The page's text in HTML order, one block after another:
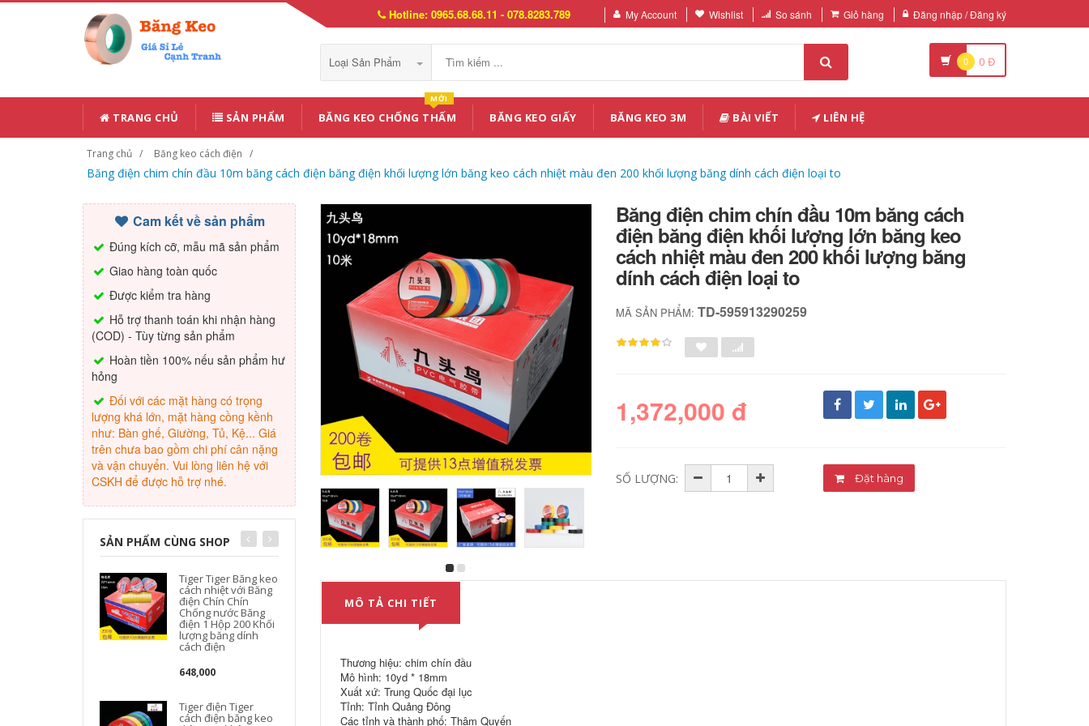
Hotline: 0965.68.68.11 - 078.8283.789 My Account Wishlist So sánh Giỏ hàng Đăng nhập / Đăng ký
Loại Sản Phẩm 0 0 Đ
TRANG CHỦ SẢN PHẨM BĂNG KEO CHỐNG THẤM
MỚI
BĂNG KEO GIẤY BĂNG KEO 3M BÀI VIẾT LIÊN HỆ
Trang chủ Băng keo cách điện
Băng điện chim chín đầu 10m băng cách điện băng điện khối lượng lớn băng keo cách nhiệt màu đen 200 khối lượng băng dính cách điện loại to
Cam kết về sản phẩm
Đúng kích cỡ, mẫu mã sản phẩm
Giao hàng toàn quốc
Được kiểm tra hàng
Hỗ trợ thanh toán khi nhận hàng
(COD) - Tùy từng sản phẩm
Hoàn tiền 100% nếu sản phẩm hư
hỏng
Đối với các mặt hàng có trọng
lượng khá lớn, mặt hàng cồng kềnh
như: Bàn ghế, Giường, Tủ, Kệ... Giá
trên chưa bao gồm chi phí cân nặng
và vận chuyển. Vui lòng liên hệ với
CSKH để được hỗ trợ nhé.
SẢN PHẨM CÙNG SHOP
Tiger Tiger Băng keo
cách nhiệt với Băng
điện Chín Chín
Chống nước Băng
điện 1 Hộp 200 Khối
lượng băng dính
cách điện
648,000
Tiger điện Tiger
cách điện băng keo
Chín chim trong
băng dính điện băng
điện trong nước với
10 cuộn băng cách
274,000
Chín-đầu chim băng
thô không thấm
Băng cao su cao su
Băng điện chim chín đầu 10m băng cách
điện băng điện khối lượng lớn băng keo
cách nhiệt màu đen 200 khối lượng băng
dính cách điện loại to
MÃ SẢN PHẨM:TD-595913290259
1,372,000 đ
SỐ LƯỢNG: Đặt hàng
MÔ TẢ CHI TIẾT
Thương hiệu: chim chín đầu
Mô hình: 10yd * 18mm
Xuất xứ: Trung Quốc đại lục
Tỉnh: Tỉnh Quảng Đông
Các tỉnh và thành phố: Thâm Quyến